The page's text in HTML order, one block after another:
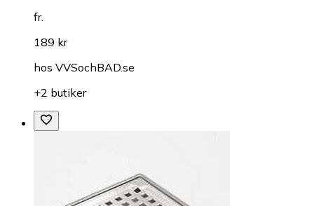
fr.
189 kr
hos VVSochBAD.se
+2 butiker